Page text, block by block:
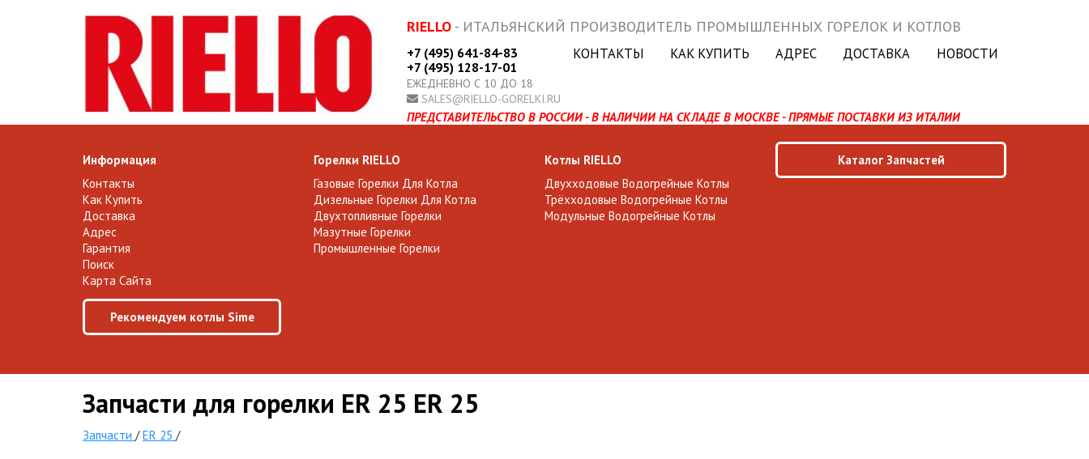
RIELLO- ИТАЛЬЯНСКИЙ ПРОИЗВОДИТЕЛЬ ПРОМЫШЛЕННЫХ ГОРЕЛОК И КОТЛОВ
+7 (495) 641-84-83
+7 (495) 128-17-01
ЕЖЕДНЕВНО С 10 ДО 18
SALES@RIELLO-GORELKI.RU
КОНТАКТЫ КАК КУПИТЬ АДРЕС ДОСТАВКА НОВОСТИ
ПРЕДСТАВИТЕЛЬСТВО В РОССИИ - В НАЛИЧИИ НА СКЛАДЕ В МОСКВЕ - ПРЯМЫЕ ПОСТАВКИ ИЗ ИТАЛИИ
Информация
Контакты
Как Купить
Доставка
Адрес
Гарантия
Поиск
Карта Сайта
Рекомендуем котлы Sime
Горелки RIELLO
Газовые Горелки Для Котла
Дизельные Горелки Для Котла
Двухтопливные Горелки
Мазутные Горелки
Промышленные Горелки
Котлы RIELLO
Двухходовые Водогрейные Котлы
Трёхходовые Водогрейные Котлы
Модульные Водогрейные Котлы
Каталог Запчастей
Запчасти для горелки ER 25 ER 25
Запчасти /ER 25 /